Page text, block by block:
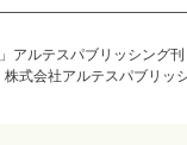
アルテスパブリッシング刊
式会社アルテスパブリッ